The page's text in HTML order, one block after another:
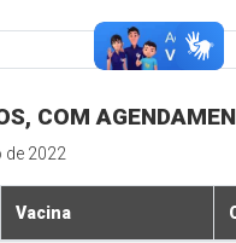
COM
de 2022
Vacina